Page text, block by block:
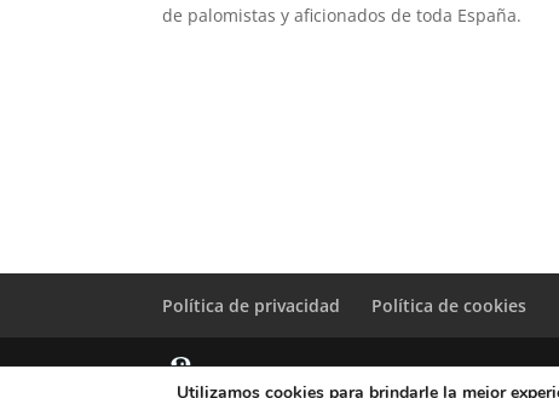
de palomistas y aficionados de toda España.
Política de privacidad Política de cookies
Utilizamos cookies para brindarle la mejor